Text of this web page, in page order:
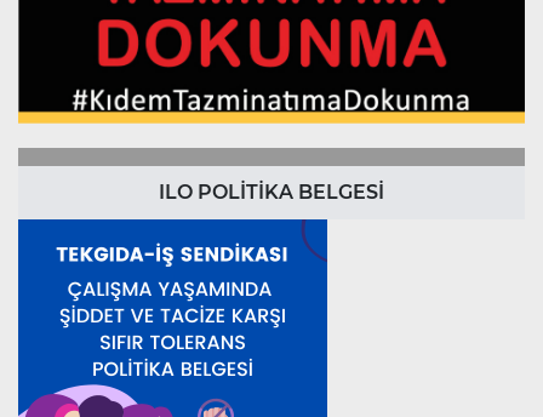
ILO POLİTİKA BELGESİ